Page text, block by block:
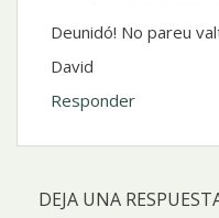
Deunidó! No pareu
David
Responder
DEJA UNA